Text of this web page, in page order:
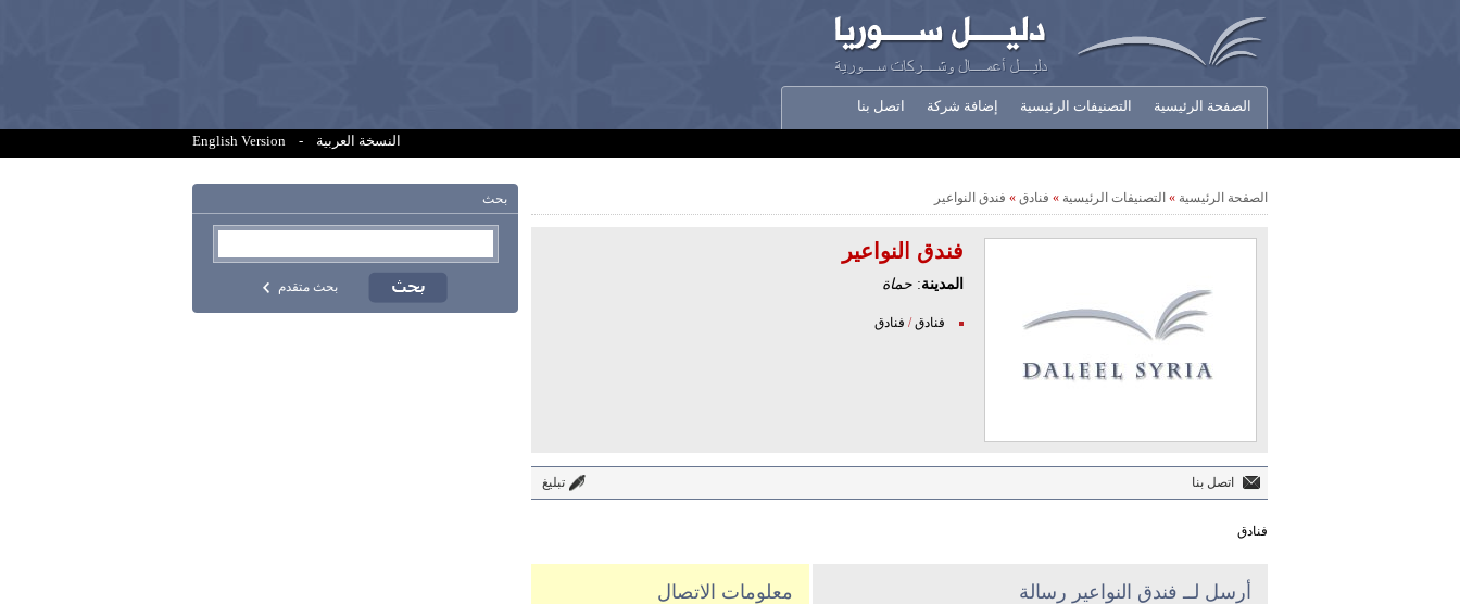
الصفحة الرئيسية التصنيفات الرئيسية إضافة شركة اتصل بنا
النسخة العربية -
English Version
بحث
بحث متقدم
الصفحة الرئيسية » التصنيفات الرئيسية » فنادق » فندق النواعير
فندق النواعير
المدينة: حماة
فنادق/ فنادق
اتصل بنا تبليغ
فنادق
أرسل لــ فندق النواعير رسالة معلومات الاتصال